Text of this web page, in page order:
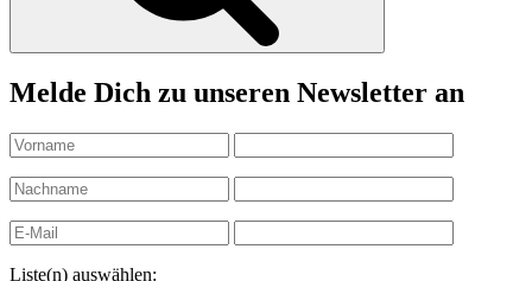
Melde Dich zu unseren Newsletter an
Liste(n) auswählen: